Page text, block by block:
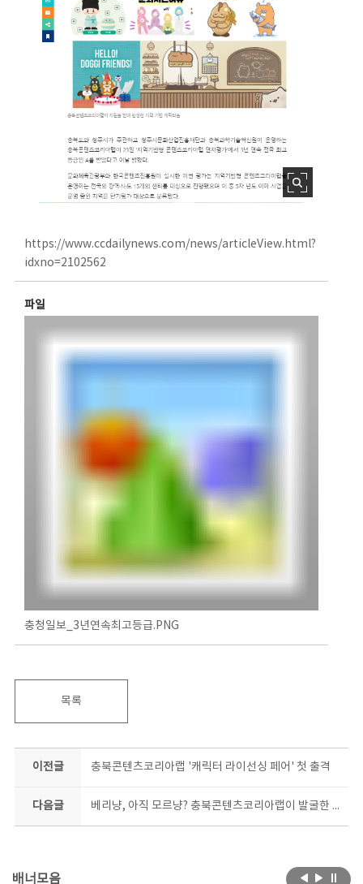
https://www.ccdailynews.com/news/articleView.html?
idxno=2102562
파일
충청일보_3년연속최고등급.PNG
목록
이전글 충북콘텐츠코리아랩 '캐릭터 라이선싱 페어' 첫 출격
다음글 베리냥, 아직 모르냥? 충북콘텐츠코리아랩이 발굴한 캐릭터, 승승장구!
배너모음